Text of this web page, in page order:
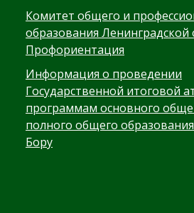
Комитет общего и
образования Ленинградской
Профориентация
Информация о проведении
Государственной итоговой
программам основного
полного общего
Бору